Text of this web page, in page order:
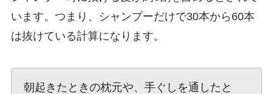
います。つまり、シャンプーだけで30本から60本
は抜けている計算になります。
朝起きたときの枕元や、手ぐしを通したと